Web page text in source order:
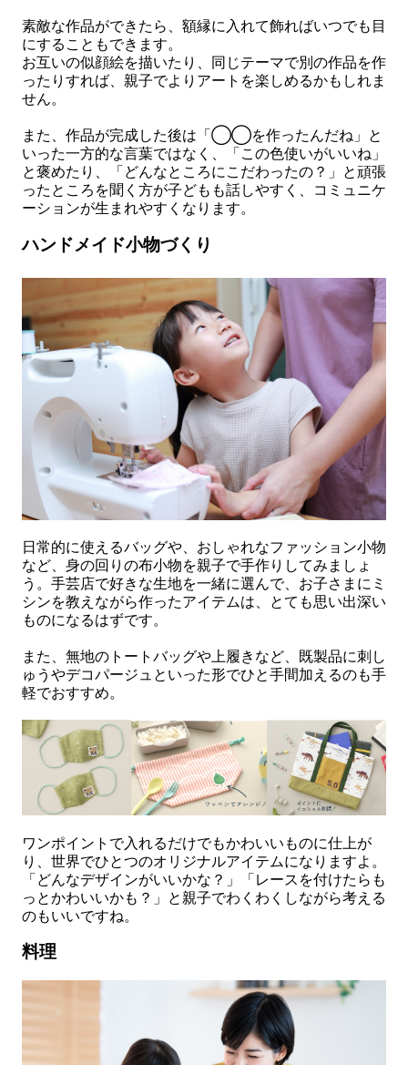
素敵な作品ができたら、額縁に入れて飾ればいつでも目
にすることもできます。
お互いの似顔絵を描いたり、同じテーマで別の作品を作
ったりすれば、親子でよりアートを楽しめるかもしれま
せん。
また、作品が完成した後は「◯◯を作ったんだね」と
いった一方的な言葉ではなく、「この色使いがいいね」
と褒めたり、「どんなところにこだわったの？」と頑張
ったところを聞く方が子どもも話しやすく、コミュニケ
ーションが生まれやすくなります。
ハンドメイド小物づくり
日常的に使えるバッグや、おしゃれなファッション小物
など、身の回りの布小物を親子で手作りしてみましょ
う。手芸店で好きな生地を一緒に選んで、お子さまにミ
シンを教えながら作ったアイテムは、とても思い出深い
ものになるはずです。
また、無地のトートバッグや上履きなど、既製品に刺し
ゅうやデコパージュといった形でひと手間加えるのも手
軽でおすすめ。
ワンポイントで入れるだけでもかわいいものに仕上が
り、世界でひとつのオリジナルアイテムになりますよ。
「どんなデザインがいいかな？」「レースを付けたらも
っとかわいいかも？」と親子でわくわくしながら考える
のもいいですね。
料理